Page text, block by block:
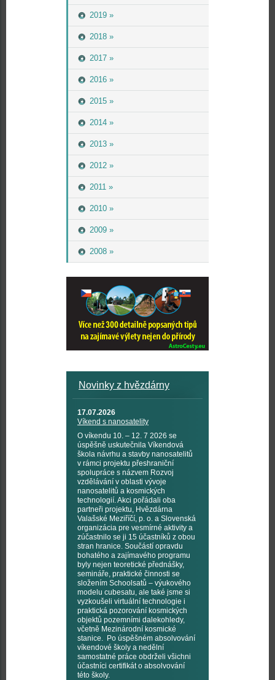
2019 »
2018 »
2017 »
2016 »
2015 »
2014 »
2013 »
2012 »
2011 »
2010 »
2009 »
2008 »
Novinky z hvězdárny
17.07.2026
Víkend s nanosatelity
O víkendu 10. – 12. 7 2026 se
úspěšně uskutečnila Víkendová
škola návrhu a stavby nanosatelitů
v rámci projektu přeshraniční
spolupráce s názvem Rozvoj
vzdělávání v oblasti vývoje
nanosatelitů a kosmických
technologií. Akci pořádali oba
partneři projektu, Hvězdárna
Valašské Meziříčí, p. o. a Slovenská
organizácia pre vesmírné aktivity a
zúčastnilo se ji 15 účastníků z obou
stran hranice. Součástí opravdu
bohatého a zajímavého programu
byly nejen teoretické přednášky,
semináře, praktické činnosti se
složením Schoolsatů – výukového
modelu cubesatu, ale také jsme si
vyzkoušeli virtuální technologie i
praktická pozorování kosmických
objektů pozemními dalekohledy,
včetně Mezinárodní kosmické
stanice. Po úspěšném absolvování
víkendové školy a nedělní
samostatné práce obdrželi všichni
účastníci certifikát o absolvování
této školy.